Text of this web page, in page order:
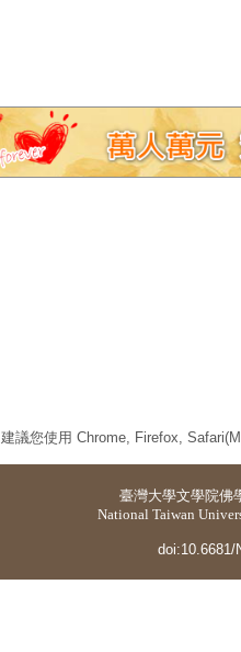
建議您使用 Chrome, Firefox,
臺灣大學文學院佛
National Taiwan
doi:10.6681/